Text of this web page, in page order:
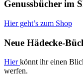
Genussbücher im
Hier geht’s zum Shop
Neue Hädecke-
Hierkönnt ihr einen
werfen.